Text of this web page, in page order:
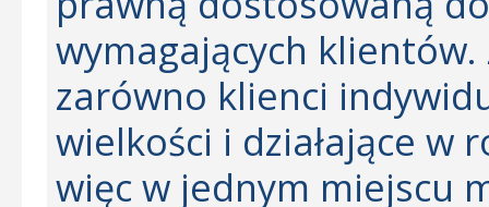
wymagających
zarówno klienci
wielkości i działające w
więc w jednym miejscu